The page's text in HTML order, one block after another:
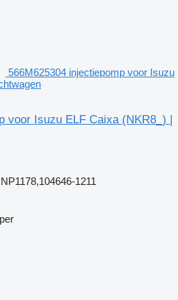
566M625304 injectiepomp voor Isuzu
voor Isuzu ELF Caixa (NKR8_) |
1211